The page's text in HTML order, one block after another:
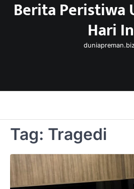
SkipBerita Peristiwa
Hari
Tag: Tragedi